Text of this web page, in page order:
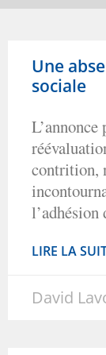
Une
sociale
contrition,
l’adhésion
LIRE LA
David